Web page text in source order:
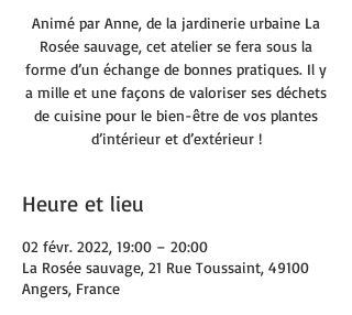
Animé par Anne, de la jardinerie urbaine La
Rosée sauvage, cet atelier se fera sous la
forme d’un échange de bonnes pratiques. Il y
a mille et une façons de valoriser ses déchets
de cuisine pour le bien-être de vos plantes
d’intérieur et d’extérieur !
Heure et lieu
02 févr. 2022, 19:00 – 20:00
La Rosée sauvage, 21 Rue Toussaint, 49100
Angers, France